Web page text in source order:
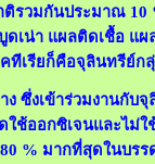
รวมกันประมาณ 10
เน่า แผลติดเชื้อ แผ
ทีเรียก็คือจุลินทรีย์ก
ซึ่งเข้าร่วมงานกับ
ใช้ออกซิเจนและไม่
% มากที่สุดในบร